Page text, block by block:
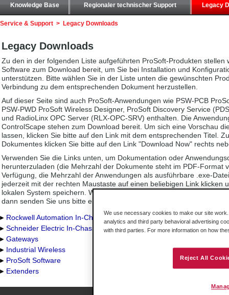
Knowledge Base Regionaler technischer Support Legacy
Service & Support > Legacy Downloads
Legacy Downloads
Zu den in der folgenden Liste aufgeführten ProSoft-Produkten stellen
Software zum Download bereit, um Sie bei Installation und
unterstützen. Bitte wählen Sie in der Liste unten die gewünschten
Verbindung zu dem entsprechenden Dokument herzustellen.
Auf dieser Seite sind auch ProSoft-Anwendungen wie PSW-PCB
PSW-PWD ProSoft Wireless Designer, ProSoft Discovery Service
und RadioLinx OPC Server (RLX-OPC-SRV) enthalten. Die
ControlScape stehen zum Download bereit. Um sich eine Vorschau
lassen, klicken Sie bitte auf den Link mit dem entsprechenden Titel.
Dokumentes klicken Sie bitte auf den Link "Download Now" rechts
Verwenden Sie die Links unten, um Dokumentation oder
herunterzuladen (die Mehrzahl der Dokumente steht im PDF-Format
Verfügung, die Mehrzahl der Anwendungen als ausführbare .exe-
jederzeit mit der rechten Maustaste auf einen beliebigen Link klicken
lokalen System speichern. Wenn Sie den Eindruck haben, dass ein
dann senden Sie uns bitte eine kurze Nachricht!
Rockwell Automation In-Chassis
Schneider Electric In-Chassis
Gateways
Industrial Wireless
ProSoft Software
Extenders
We use necessary cookies to make our site
analytics and third party behavioral advertising
with third parties. For more information on how
Reject All